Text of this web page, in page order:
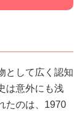
として広く認知
は意外にも浅
たのは、1970